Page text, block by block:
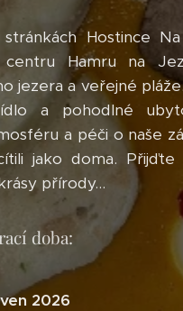
Hostince
centru Hamru na
jezera a veřejné
a pohodlné
a péči o naše
jako doma. Přijďte
přírody...
doba:
2026